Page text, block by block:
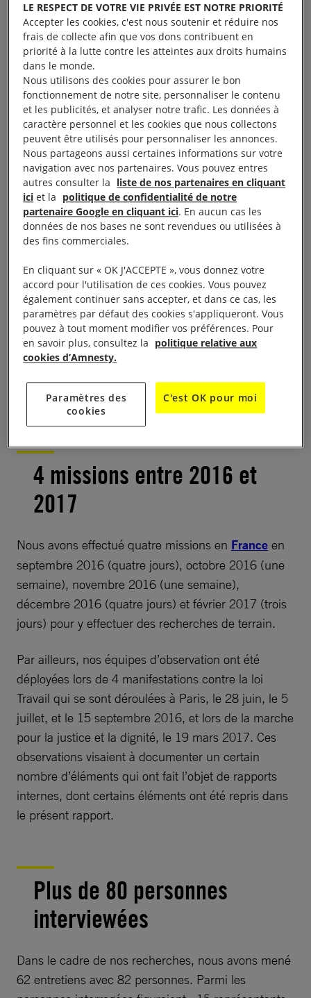
publics.
D’autre part, les tactiques et stratégies adoptées
pour le maintien de l’ordre des manifestations, ainsi
que l’usage de la force par les représentants des
forces de l’ordre. Nous avons cherché à déterminer
si ces tactiques et stratégies de maintien de l’ordre
ont entraîné des restrictions disproportionnées et
injustifiées au droit à la liberté de réunion.
Nous avons examiné plus particulièrement les
restrictions au droit à la liberté de réunion pacifique
à Nantes, Paris et Rennes. De mars à septembre
organisé dans ces trois villes des dizaines de
manifestations contre la proposition de réforme du
droit du travail, désignée sous le nom de Loi Travail.
Certains participants ont commis des actes violents
et illégaux lors de plusieurs de ces manifestations.
À lire aussi : Info et intox sur le droit de manifester
4 missions entre 2016 et
2017
Nous avons effectué quatre missions en France en
septembre 2016 (quatre jours), octobre 2016 (une
semaine), novembre 2016 (une semaine),
décembre 2016 (quatre jours) et février 2017 (trois
jours) pour y effectuer des recherches de terrain.
Par ailleurs, nos équipes d’observation ont été
déployées lors de 4 manifestations contre la loi
Travail qui se sont déroulées à Paris, le 28 juin, le 5
juillet, et le 15 septembre 2016, et lors de la marche
pour la justice et la dignité, le 19 mars 2017. Ces
observations visaient à documenter un certain
nombre d’éléments qui ont fait l’objet de rapports
internes, dont certains éléments ont été repris dans
le présent rapport.
Plus de 80 personnes
interviewées
Dans le cadre de nos recherches, nous avons mené
62 entretiens avec 82 personnes. Parmi les
LE RESPECT DE VOTRE VIE PRIVÉE EST NOTRE PRIORITÉ
Accepter les cookies, c'est nous soutenir et réduire nos
frais de collecte afin que vos dons contribuent en
priorité à la lutte contre les atteintes aux droits humains
dans le monde.
Nous utilisons des cookies pour assurer le bon
fonctionnement de notre site, personnaliser le contenu
et les publicités, et analyser notre trafic. Les données à
caractère personnel et les cookies que nous collectons
peuvent être utilisés pour personnaliser les annonces.
Nous partageons aussi certaines informations sur votre
navigation avec nos partenaires. Vous pouvez entres
autres consulter la liste de nos partenaires en cliquant
ici et la politique de confidentialité de notre
partenaire Google en cliquant ici. En aucun cas les
données de nos bases ne sont revendues ou utilisées à
des fins commerciales.
En cliquant sur « OK J'ACCEPTE », vous donnez votre
accord pour l'utilisation de ces cookies. Vous pouvez
également continuer sans accepter, et dans ce cas, les
paramètres par défaut des cookies s'appliqueront. Vous
pouvez à tout moment modifier vos préférences. Pour
en savoir plus, consultez la politique relative aux
cookies d’Amnesty.
Paramètres des
cookies
C'est OK pour moi